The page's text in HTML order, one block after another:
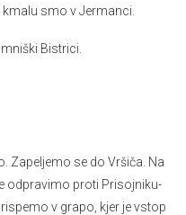
smo v Jermanci.
Bistrici.
Zapeljemo se do Vršiča. Na
odpravimo proti Prisojniku-
v grapo, kjer je vstop